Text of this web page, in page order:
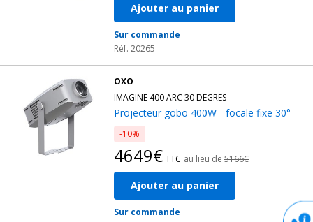
Ajouter au panier
Sur commande
Réf. 20265
OXO
IMAGINE 400 ARC 30 DEGRES
Projecteur gobo 400W - focale fixe 30°
-10%
4649€ TTC au lieu de 5166€
Ajouter au panier
Sur commande